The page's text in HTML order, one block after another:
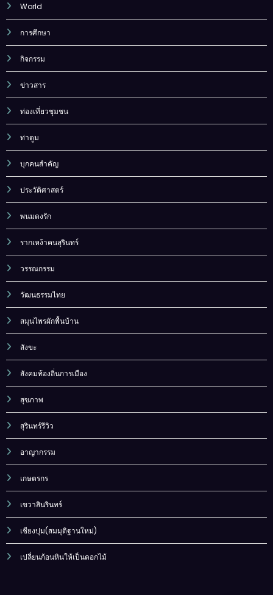
World
การศึกษา
กิจกรรม
ข่าวสาร
ท่องเที่ยวชุมชน
ท่าตูม
บุกคนสำคัญ
ประวัติศาสตร์
พนมดงรัก
รากเหง้าคนสุรินทร์
วรรณกรรม
วัฒนธรรมไทย
สมุนไพรผักพื้นบ้าน
สังขะ
สังคมท้องถิ่นการเมือง
สุขภาพ
สุรินทร์รีวิว
อาญากรรม
เกษตรกร
เขวาสินรินทร์
เชียงปุม(สมมุติฐานใหม่)
เปลี่ยนก้อนหินให้เป็นดอกไม้